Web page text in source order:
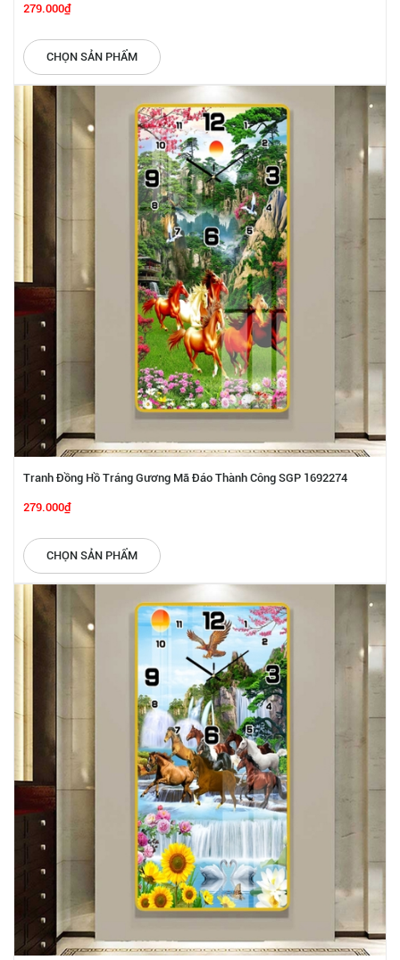
279.000₫
CHỌN SẢN PHẨM
Tranh Đồng Hồ Tráng Gương Mã Đáo Thành Công SGP 1692274
279.000₫
CHỌN SẢN PHẨM